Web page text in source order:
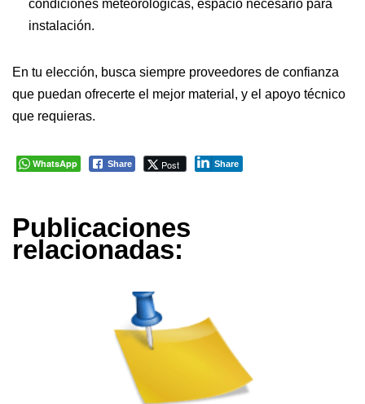
condiciones meteorológicas, espacio necesario para
instalación.
En tu elección, busca siempre proveedores de confianza
que puedan ofrecerte el mejor material, y el apoyo técnico
que requieras.
WhatsApp Share Post Share
Publicaciones
relacionadas: